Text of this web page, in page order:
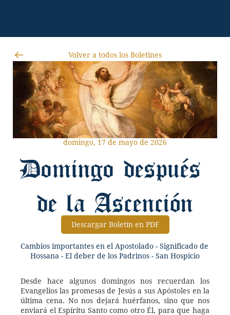
Volver a todos los Boletines
domingo, 17 de mayo de 2026
Domingo después
de la Ascención
Descargar Boletín en PDF
Cambios importantes en el Apostolado - Significado de
Hossana - El deber de los Padrinos - San Hospicio
Desde hace algunos domingos nos recuerdan los
Evangelios las promesas de Jesús a sus Apóstoles en la
última cena. No nos dejará huérfanos, sino que nos
enviará el Espíritu Santo como otro Él, para que haga